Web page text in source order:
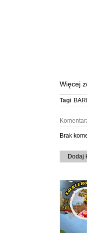
Więcej
Tagi
Brak
Dodaj